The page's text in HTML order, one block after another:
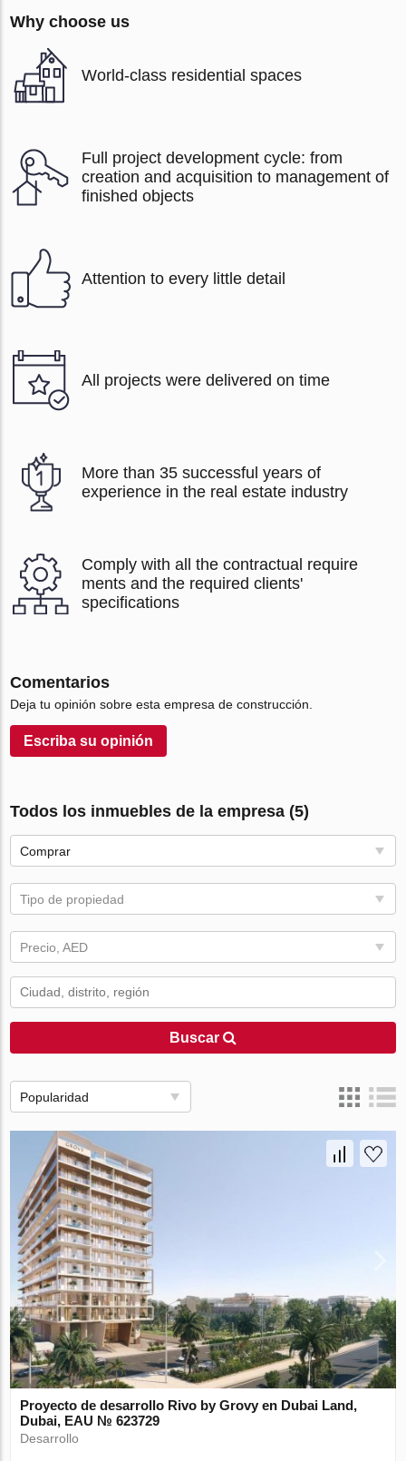
Why choose us
World-class residential spaces
Full project development cycle: from
creation and acquisition to management of
finished objects
Attention to every little detail
All projects were delivered on time
More than 35 successful years of
experience in the real estate industry
Comply with all the contractual require
ments and the required clients'
specifications
Comentarios
Deja tu opinión sobre esta empresa de construcción.
Escriba su opinión
Todos los inmuebles de la empresa (5)
Comprar
Tipo de propiedad
Precio, AED
Buscar
Popularidad
Proyecto de desarrollo Rivo by Grovy en Dubai Land,
Dubai, EAU № 623729
Desarrollo